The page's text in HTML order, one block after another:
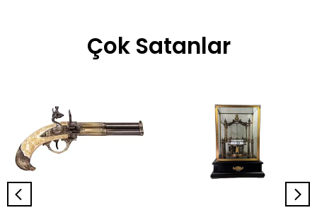
Çok Satanlar